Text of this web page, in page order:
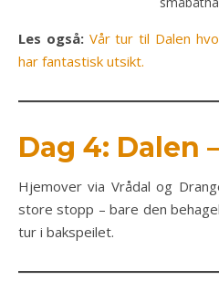
Les også: Vår tur til Dalen
har fantastisk utsikt.
Dag 4: Dalen
Hjemover via Vrådal og
store stopp – bare den
tur i bakspeilet.